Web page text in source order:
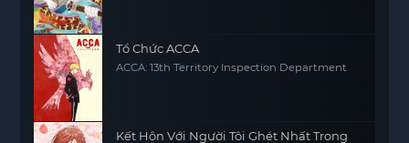
Tổ Chức ACCA
ACCA: 13th Territory Inspection Department
Kết Hôn Với Người Tôi Ghét Nhất Trong